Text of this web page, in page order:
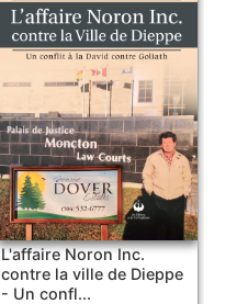
L'affaire Noron Inc.
contre la ville de Dieppe
- Un confl...